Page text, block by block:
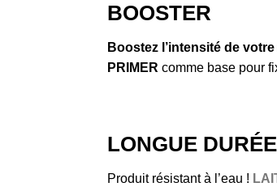
BOOSTER
Boostez l’intensité de
PRIMER comme base pour
LONGUE DURÉE
Produit résistant à l’eau !